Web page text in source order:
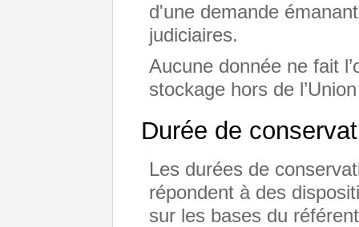
d'une demande
judiciaires.
Aucune donnée ne fait
stockage hors de
Durée de
Les durées de
répondent à des
sur les bases du